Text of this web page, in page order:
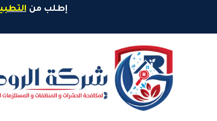
إطلب من